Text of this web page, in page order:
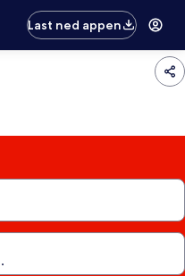
Last ned appen